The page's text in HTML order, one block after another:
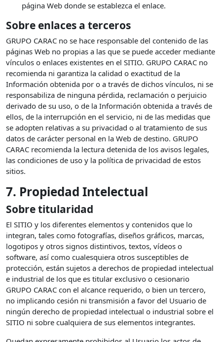
página Web donde se establezca el enlace.
Sobre enlaces a terceros
GRUPO CARAC no se hace responsable del contenido de las
páginas Web no propias a las que se puede acceder mediante
vínculos o enlaces existentes en el SITIO. GRUPO CARAC no
recomienda ni garantiza la calidad o exactitud de la
Información obtenida por o a través de dichos vínculos, ni se
responsabiliza de ninguna pérdida, reclamación o perjuicio
derivado de su uso, o de la Información obtenida a través de
ellos, de la interrupción en el servicio, ni de las medidas que
se adopten relativas a su privacidad o al tratamiento de sus
datos de carácter personal en la Web de destino. GRUPO
CARAC recomienda la lectura detenida de los avisos legales,
las condiciones de uso y la política de privacidad de estos
sitios.
7. Propiedad Intelectual
Sobre titularidad
El SITIO y los diferentes elementos y contenidos que lo
integran, tales como fotografías, diseños gráficos, marcas,
logotipos y otros signos distintivos, textos, vídeos o
software, así como cualesquiera otros susceptibles de
protección, están sujetos a derechos de propiedad intelectual
e industrial de los que es titular exclusivo o cesionario
GRUPO CARAC con el alcance requerido, o bien un tercero,
no implicando cesión ni transmisión a favor del Usuario de
ningún derecho de propiedad intelectual o industrial sobre el
SITIO ni sobre cualquiera de sus elementos integrantes.